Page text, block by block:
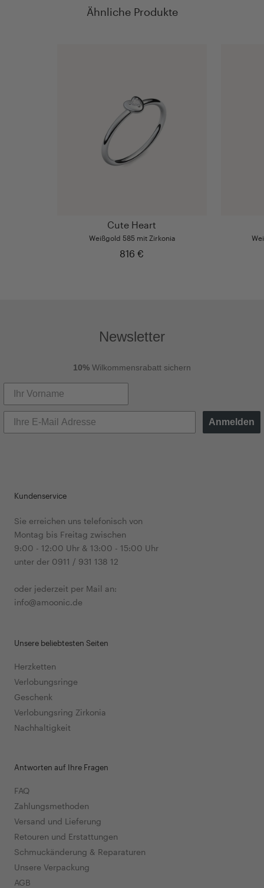
Ähnliche Produkte
Cute Heart
Weißgold 585 mit Zirkonia
816 €
Newsletter
10% Wilkommensrabatt sichern
Anmelden
Kundenservice
Sie erreichen uns telefonisch von
Montag bis Freitag zwischen
9:00 - 12:00 Uhr & 13:00 - 15:00 Uhr
unter der 0911 / 931 138 12
oder jederzeit per Mail an:
info@amoonic.de
Unsere beliebtesten Seiten
Herzketten
Verlobungsringe
Geschenk
Verlobungsring Zirkonia
Nachhaltigkeit
Antworten auf Ihre Fragen
FAQ
Zahlungsmethoden
Versand und Lieferung
Retouren und Erstattungen
Schmuckänderung & Reparaturen
Unsere Verpackung
AGB